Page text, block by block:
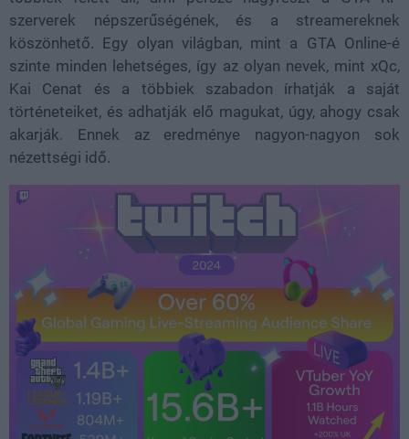
szerverek népszerűségének, és a streamereknek
köszönhető. Egy olyan világban, mint a GTA Online-é
szinte minden lehetséges, így az olyan nevek, mint xQc,
Kai Cenat és a többiek szabadon írhatják a saját
történeteiket, és adhatják elő magukat, úgy, ahogy csak
akarják. Ennek az eredménye nagyon-nagyon sok
nézettségi idő.